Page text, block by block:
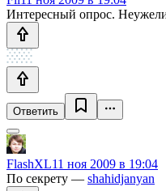
Интересный опрос. Неужели
Ответить
FlashXL11 ноя 2009 в 19:04
По секрету — shahidjanyan